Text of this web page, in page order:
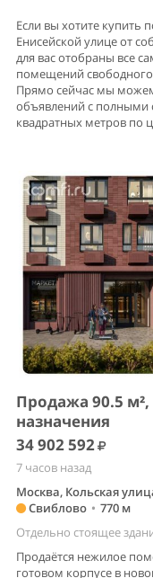
Если вы хотите купить
Енисейской улице от
для вас отобраны все
помещений
Прямо сейчас мы
объявлений с полными
квадратных метров по
Продажа 90.5
назначения
34 902 592
7 часов назад
Москва, Кольская
Свиблово • 770 м
Отдельно стоящее
Продаётся нежилое
готовом корпусе в